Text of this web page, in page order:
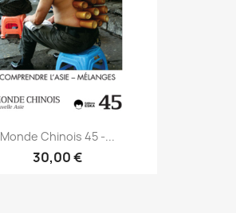
Monde Chinois 45 -...
30,00 €